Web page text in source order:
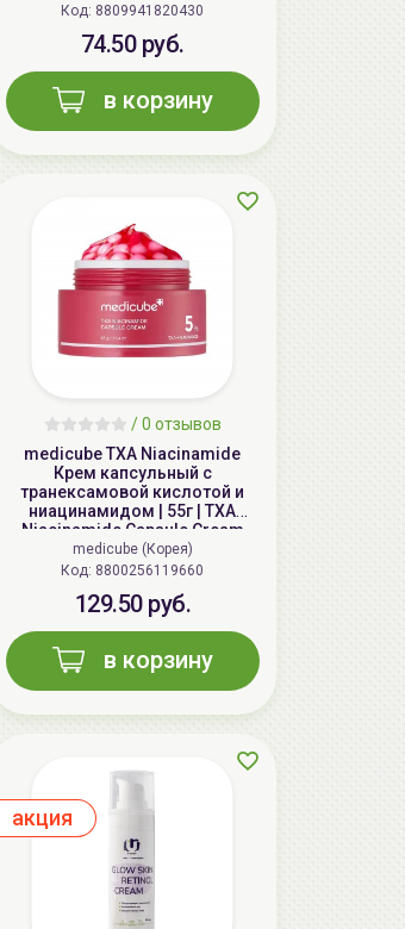
Код: 8809941820430
74.50 руб.
в корзину
/0 отзывов
medicube TXA Niacinamide
Крем капсульный с
транексамовой кислотой и
ниацинамидом | 55г | TXA
Niacinamide Capsule Cream
medicube (Корея)
Код: 8800256119660
129.50 руб.
в корзину
aкция